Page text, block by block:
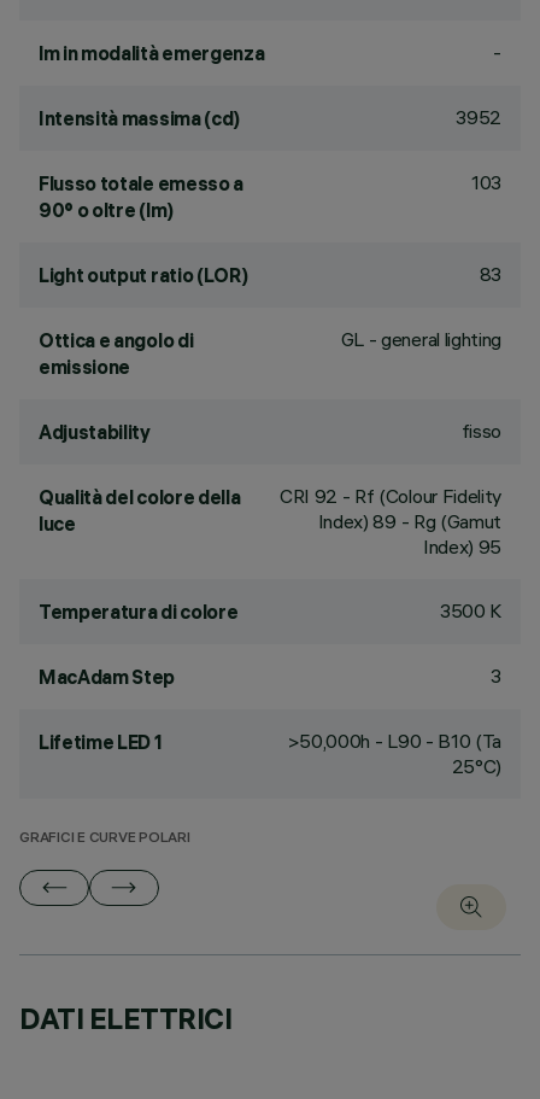
lm in modalità emergenza -
Intensità massima (cd) 3952
Flusso totale emesso a
90° o oltre (lm)
103
Light output ratio (LOR) 83
Ottica e angolo di
emissione
GL - general lighting
Adjustability fisso
Qualità del colore della
luce
CRI 92 - Rf (Colour Fidelity
Index) 89 - Rg (Gamut
Index) 95
Temperatura di colore 3500 K
MacAdam Step 3
Lifetime LED 1
>50,000h - L90 - B10 (Ta
25°C)
GRAFICI E CURVE POLARI
DATI ELETTRICI